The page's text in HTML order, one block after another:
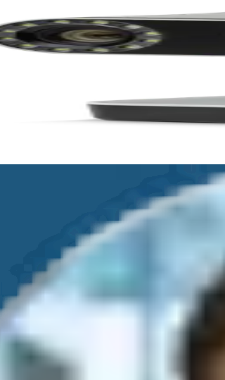
Beratungsanfrage
und wir melden uns innerhalb von24
Online Demo
Systemauswahl
Ansprechpartner